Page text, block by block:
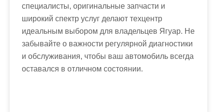
специалисты, оригинальные запчасти и
широкий спектр услуг делают техцентр
идеальным выбором для владельцев Ягуар. Не
забывайте о важности регулярной диагностики
и обслуживания, чтобы ваш автомобиль всегда
оставался в отличном состоянии.